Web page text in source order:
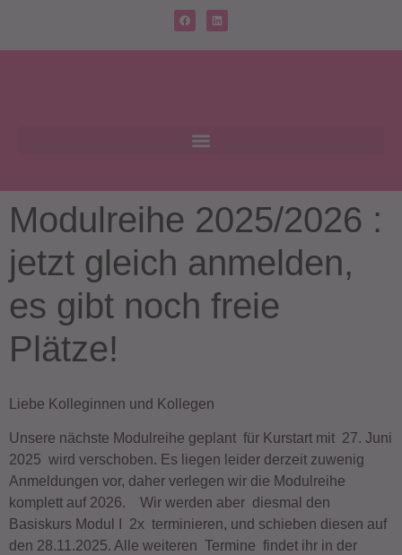
Modulreihe 2025/2026 :
jetzt gleich anmelden,
es gibt noch freie
Plätze!
Liebe Kolleginnen und Kollegen
Unsere nächste Modulreihe geplant für Kurstart mit 27. Juni
2025 wird verschoben. Es liegen leider derzeit zuwenig
Anmeldungen vor, daher verlegen wir die Modulreihe
komplett auf 2026. Wir werden aber diesmal den
Basiskurs Modul I 2x terminieren, und schieben diesen auf
den 28.11.2025. Alle weiteren Termine findet ihr in der